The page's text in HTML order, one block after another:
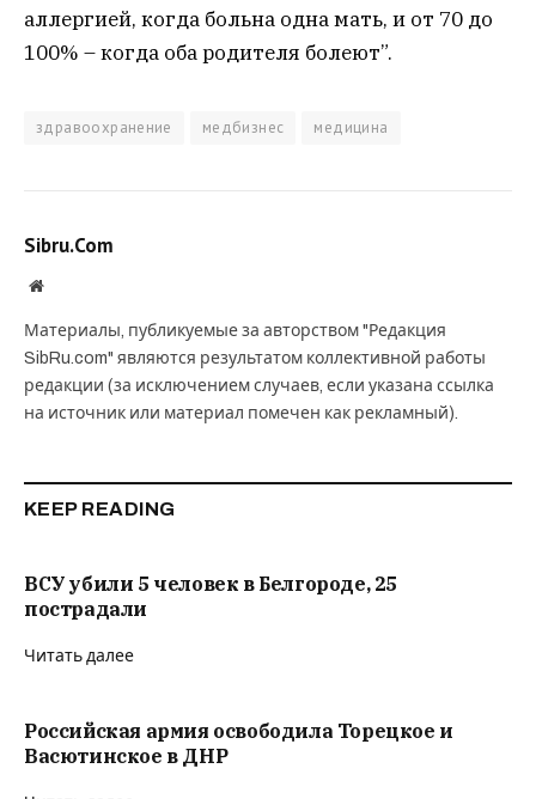
аллергией, когда больна одна мать, и от 70 до
100% – когда оба родителя болеют”.
здравоохранение медбизнес медицина
Sibru.Com
Website
Материалы, публикуемые за авторством "Редакция
SibRu.com" являются результатом коллективной работы
редакции (за исключением случаев, если указана ссылка
на источник или материал помечен как рекламный).
KEEP READING
ВСУ убили 5 человек в Белгороде, 25
пострадали
Читать далее
Российская армия освободила Торецкое и
Васютинское в ДНР